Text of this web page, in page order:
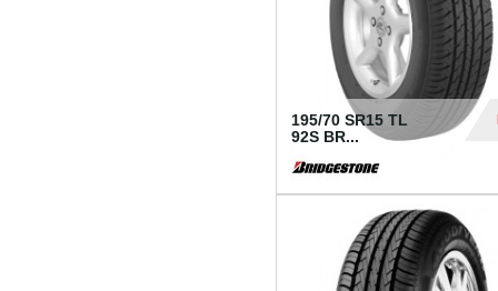
195/70 SR15 TL
92S BR...